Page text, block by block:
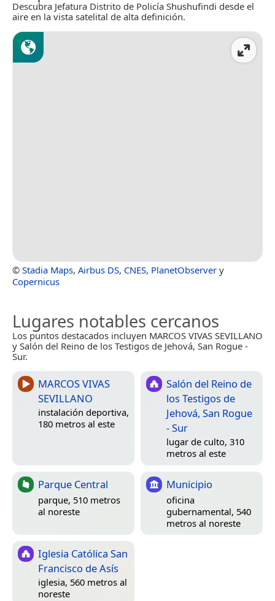
Descubra Jefatura Distrito de Policía Shushufindi desde el
aire en la vista satelital de alta definición.
© Stadia Maps, Airbus DS, CNES, PlanetObserver y
Copernicus
Lugares notables cercanos
Los puntos destacados incluyen MARCOS VIVAS SEVILLANO
y Salón del Reino de los Testigos de Jehová, San Rogue -
Sur.
MARCOS VIVAS
SEVILLANO
instalación deportiva,
180 metros al este
Salón del Reino de
los Testigos de
Jehová, San Rogue
- Sur
lugar de culto, 310
metros al este
Parque Central
parque, 510 metros
al noreste
Municipio
oficina
gubernamental, 540
metros al noreste
Iglesia Católica San
Francisco de Asís
iglesia, 560 metros al
noreste